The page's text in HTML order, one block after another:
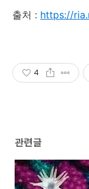
출처 : https://
4
관련글